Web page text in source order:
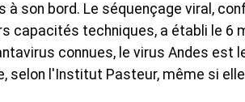
à son bord. Le séquençage viral,
capacités techniques, a établi le 6
connues, le virus Andes est
selon l'Institut Pasteur, même si